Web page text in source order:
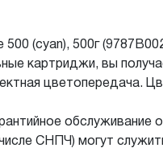
(cyan), 500г
картриджи, вы
цветопередача.
обслуживание
СНПЧ) могут